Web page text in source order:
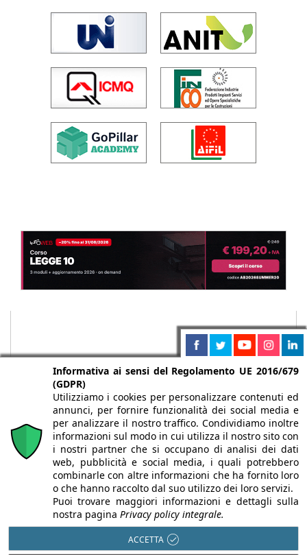
Chi siamo Autori Per la tua pubblicità
Iscriviti alla
newsletter
Informativa ai sensi del Regolamento UE 2016/679
(GDPR)
Utilizziamo i cookies per personalizzare contenuti ed
annunci, per fornire funzionalità dei social media e
per analizzare il nostro traffico. Condividiamo inoltre
informazioni sul modo in cui utilizza il nostro sito con
i nostri partner che si occupano di analisi dei dati
web, pubblicità e social media, i quali potrebbero
combinarle con altre informazioni che ha fornito loro
o che hanno raccolto dal suo utilizzo dei loro servizi.
Puoi trovare maggiori informazioni e dettagli sulla
nostra pagina Privacy policy integrale.
ACCETTA